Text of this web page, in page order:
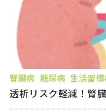
腎臓病 糖尿病 生活習慣
透析リスク軽減！腎